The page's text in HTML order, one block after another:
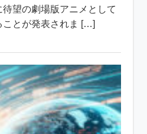
望の劇場版アニメとして
ことが発表されま […]